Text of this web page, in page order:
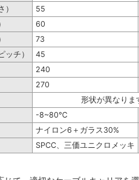
）
55
60
73
ッチ）
45
240
270
形状が異なりま
-8~80℃
ナイロン6＋ガラス30%
SPCC、三価ユニクロメッキ